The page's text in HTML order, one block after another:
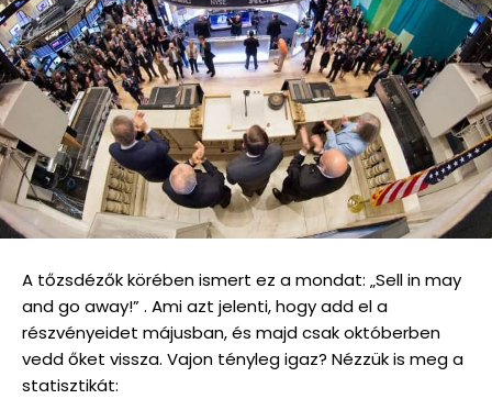
A tőzsdézők körében ismert ez a mondat: „Sell in may
and go away!” . Ami azt jelenti, hogy add el a
részvényeidet májusban, és majd csak októberben
vedd őket vissza. Vajon tényleg igaz? Nézzük is meg a
statisztikát: